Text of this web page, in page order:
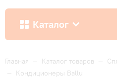
Каталог
Как купить
Главная — Каталог товаров —
— Кондиционеры Ballu